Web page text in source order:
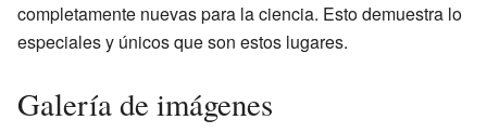
completamente nuevas para la ciencia. Esto demuestra lo
especiales y únicos que son estos lugares.
Galería de imágenes